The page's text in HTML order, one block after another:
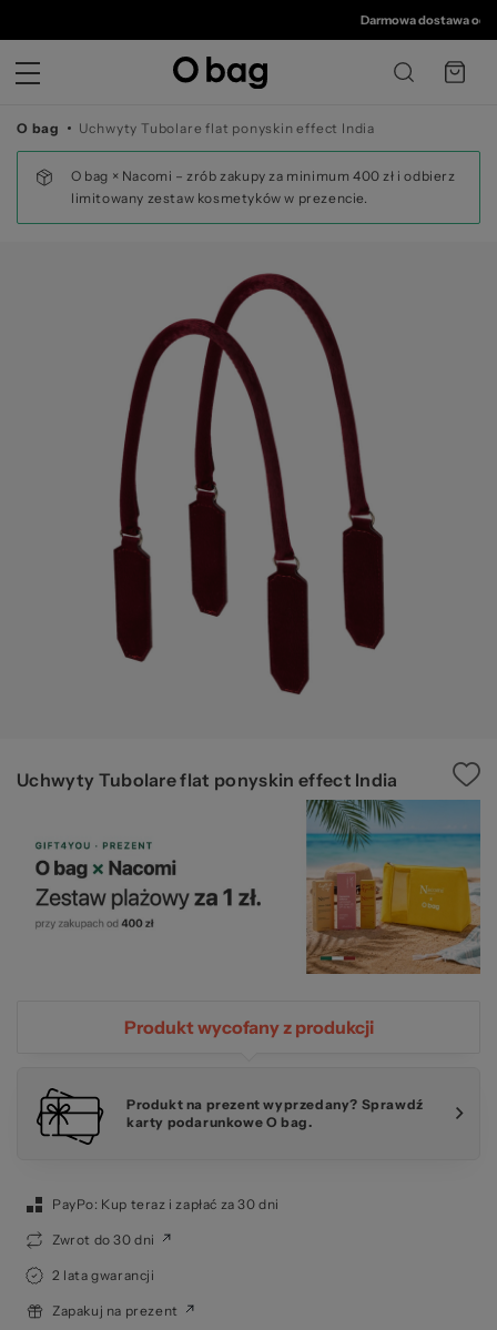
©
Darmowa dostawa od 350 zł
O bag Uchwyty Tubolare flat ponyskin effect India
O bag × Nacomi – zrób zakupy za minimum 400 zł i odbierz
limitowany zestaw kosmetyków w prezencie.
Uchwyty Tubolare flat ponyskin effect India
Produkt wycofany z produkcji
Produkt na prezent wyprzedany? Sprawdź
karty podarunkowe O bag.
PayPo: Kup teraz i zapłać za 30 dni
Zwrot do 30 dni
2 lata gwarancji
Zapakuj na prezent